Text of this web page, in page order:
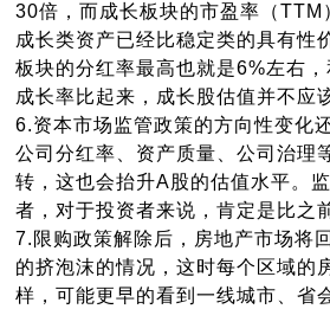
30倍，而成长板块的市盈率（TTM
成长类资产已经比稳定类的具有性
板块的分红率最高也就是6%左右
成长率比起来，成长股估值并不应
6.资本市场监管政策的方向性变化
公司分红率、资产质量、公司治理
转，这也会抬升A股的估值水平。
者，对于投资者来说，肯定是比之
7. 限购政策解除后，房地产市场将
的挤泡沫的情况，这时每个区域的
样，可能更早的看到一线城市、省